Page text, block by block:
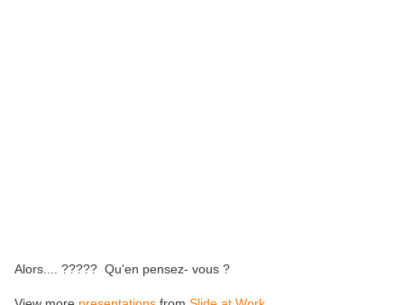
Alors.... ????? Qu'en pensez- vous ?